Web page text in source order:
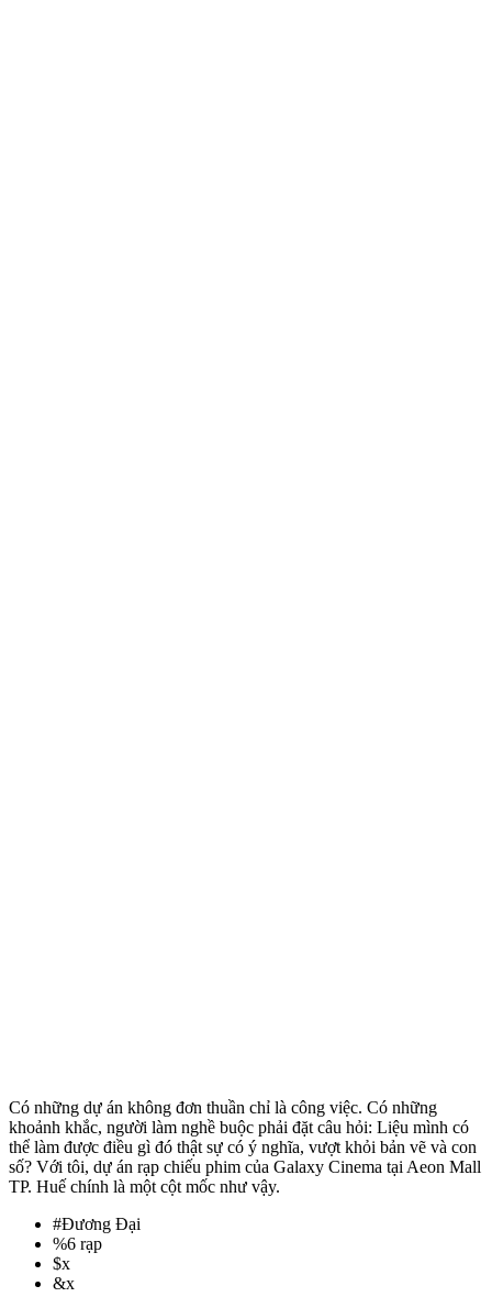
Có những dự án không đơn thuần chỉ là công việc. Có những
khoảnh khắc, người làm nghề buộc phải đặt câu hỏi: Liệu mình có
thể làm được điều gì đó thật sự có ý nghĩa, vượt khỏi bản vẽ và con
số? Với tôi, dự án rạp chiếu phim của Galaxy Cinema tại Aeon Mall
TP. Huế chính là một cột mốc như vậy.
#Đương Đại
%6 rạp
$x
&x